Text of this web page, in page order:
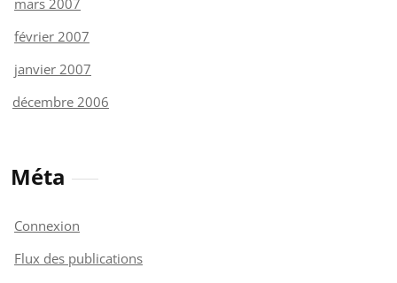
février 2007
janvier 2007
décembre 2006
Méta
Connexion
Flux des publications